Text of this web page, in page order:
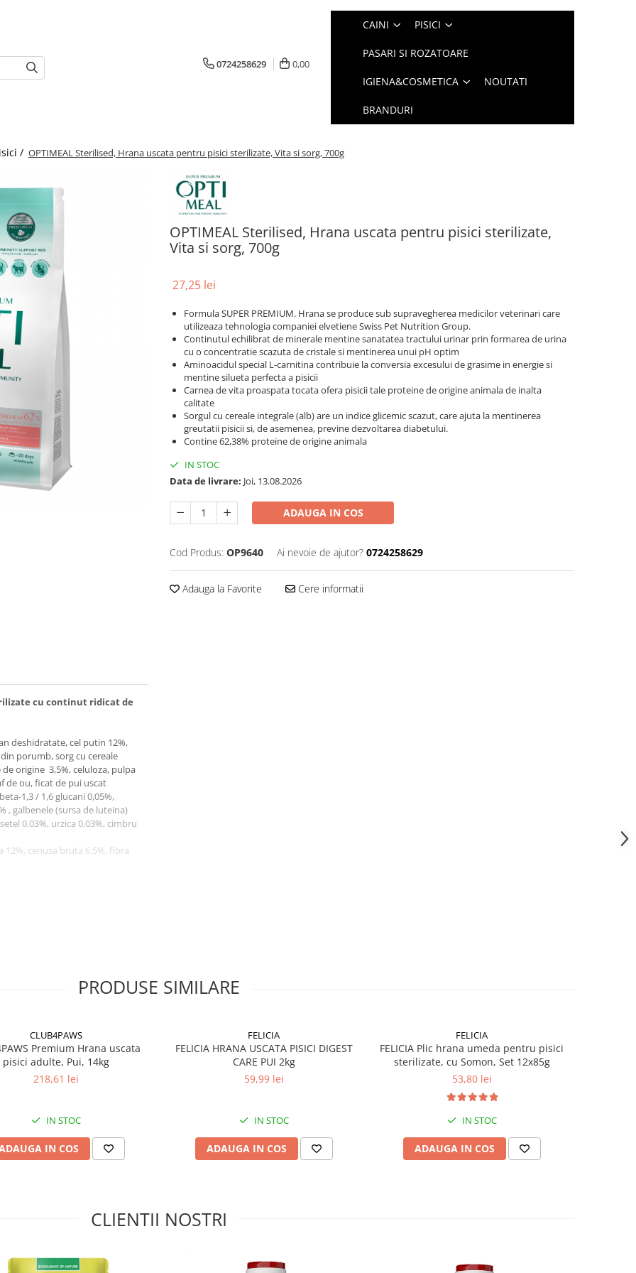
0724258629 0,00
CAINI PISICI
PASARI SI ROZATOARE
IGIENA&COSMETICA NOUTATI
BRANDURI
/ OPTIMEAL Sterilised, Hrana uscata pentru pisici sterilizate, Vita si sorg, 700g
OPTIMEAL Sterilised, Hrana uscata pentru pisici sterilizate,
Vita si sorg, 700g
27,25 lei
Formula SUPER PREMIUM. Hrana se produce sub supravegherea medicilor veterinari care
utilizeaza tehnologia companiei elvetiene Swiss Pet Nutrition Group.
Continutul echilibrat de minerale mentine sanatatea tractului urinar prin formarea de urina
cu o concentratie scazuta de cristale si mentinerea unui pH optim
Aminoacidul special L-carnitina contribuie la conversia excesului de grasime in energie si
mentine silueta perfecta a pisicii
Carnea de vita proaspata tocata ofera pisicii tale proteine ​​de origine animala de inalta
calitate
Sorgul cu cereale integrale (alb) are un indice glicemic scazut, care ajuta la mentinerea
greutatii pisicii si, de asemenea, previne dezvoltarea diabetului.
Contine 62,38% proteine de origine ​​animala
IN STOC
Data de livrare: Joi, 13.08.2026
ADAUGA IN COS
Cod Produs: OP9640 Ai nevoie de ajutor? 0724258629
Adauga la Favorite Cere informatii
cu continut ridicat de
deshidratate, cel putin 12%,
porumb, sorg cu cereale
origine 3,5%, celuloza, pulpa
de ou, ficat de pui uscat
1,3 / 1,6 glucani 0,05%,
, galbenele (sursa de luteina)
0,03%, urzica 0,03%, cimbru
cenusa bruta 6,5%, fibra
introdusa treptat in
animalului acces permanent la
in functie de varsta, rasa,
PRODUSE SIMILARE
CLUB4PAWS
Premium Hrana uscata
pisici adulte, Pui, 14kg
218,61 lei
IN STOC
IN COS
FELICIA
FELICIA HRANA USCATA PISICI DIGEST
CARE PUI 2kg
59,99 lei
IN STOC
ADAUGA IN COS
FELICIA
FELICIA Plic hrana umeda pentru pisici
sterilizate, cu Somon, Set 12x85g
53,80 lei
IN STOC
ADAUGA IN COS
CLIENTII NOSTRI